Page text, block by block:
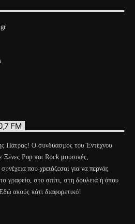
FM
Πάτρας! Ο συνδυασμός του Έντεχνου
Ξένες Pop και Rock μουσικές,
που χρειάζεσαι για να περνάς
γραφείο, στο σπίτι, στη δουλειά ή όπου
ακούς κάτι διαφορετικό!